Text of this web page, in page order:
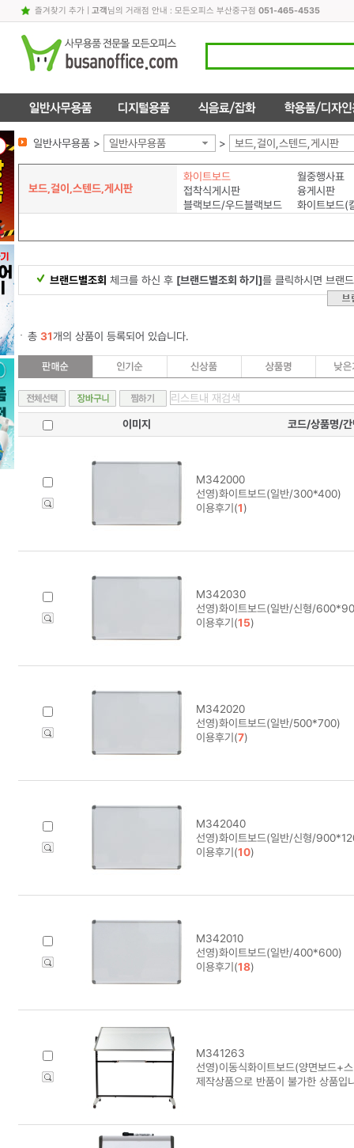
즐겨찾기 추가| 고객님의 거래점 안내 : 모든오피스 부산중구점 051-465-4535
일반사무용품 > 일반사무용품 > 보드,걸이,스텐드,게시판
보드,걸이,스텐드,게시판
화이트보드
월중행사표
접착식게시판
융게시판
블랙보드/우드블랙보드
화이트보드(
브랜드별조회 체크를 하신 후 [브랜드별조회 하기]를 클릭하시면 브랜
총 31개의 상품이 등록되어 있습니다.
이미지 코드/상품명/간
M342000
선영)화이트보드(일반/300*400)
이용후기(1)
M342030
선영)화이트보드(일반/신형/
이용후기(15)
M342020
선영)화이트보드(일반/500*700)
이용후기(7)
M342040
선영)화이트보드(일반/신형/
이용후기(10)
M342010
선영)화이트보드(일반/400*600)
이용후기(18)
M341263
선영)이동식화이트보드(양면보드+
제작상품으로 반품이 불가한 상품입